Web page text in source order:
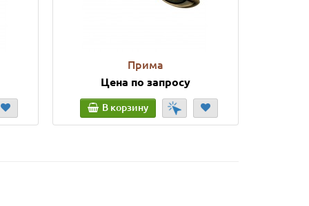
Прима
Цена по запросу
В корзину